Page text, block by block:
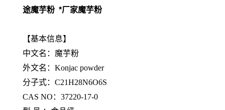
途魔芋粉 *厂家魔芋粉
【基本信息】
中文名：魔芋粉
外文名：Konjac powder
分子式：C21H28N6O6S
CAS NO：37220-17-0